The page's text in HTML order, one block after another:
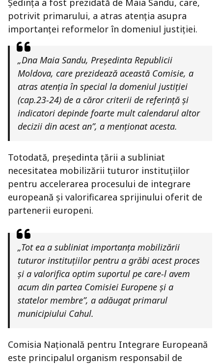
potrivit primarului, a atras atenția asupra
importanței reformelor în domeniul justiției.
„Dna Maia Sandu, Președinta Republicii
Moldova, care prezidează această Comisie, a
atras atenția în special la domeniul justiției
(cap.23-24) de a căror criterii de referință și
indicatori depinde foarte mult calendarul altor
decizii din acest an”, a menționat acesta.
Totodată, președinta țării a subliniat
necesitatea mobilizării tuturor instituțiilor
pentru accelerarea procesului de integrare
europeană și valorificarea sprijinului oferit de
partenerii europeni.
„Tot ea a subliniat importanța mobilizării
tuturor instituțiilor pentru a grăbi acest proces
și a valorifica optim suportul pe care-l avem
acum din partea Comisiei Europene și a
statelor membre”, a adăugat primarul
municipiului Cahul.
Comisia Națională pentru Integrare Europeană
este principalul organism responsabil de